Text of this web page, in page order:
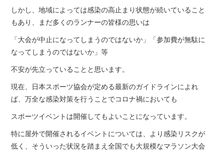
しかし、地域によっては感染の高止まり状態が続いていること
もあり、まだ多くのランナーの皆様の思いは
「大会が中止になってしまうのではないか」「参加費が無駄に
なってしまうのではないか」等
不安が先立っていることと思います。
現在、日本スポーツ協会が定める最新のガイドラインによれ
ば、万全な感染対策を行うことでコロナ禍においても
スポーツイベントは開催してもよいことになっています。
特に屋外で開催されるイベントについては、より感染リスクが
低く、そういった状況を踏まえ全国でも大規模なマラソン大会